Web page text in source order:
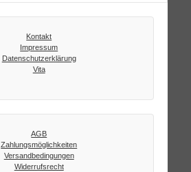
Kontakt
Impressum
Datenschutzerklärung
Vita
AGB
Zahlungsmöglichkeiten
Versandbedingungen
Widerrufsrecht